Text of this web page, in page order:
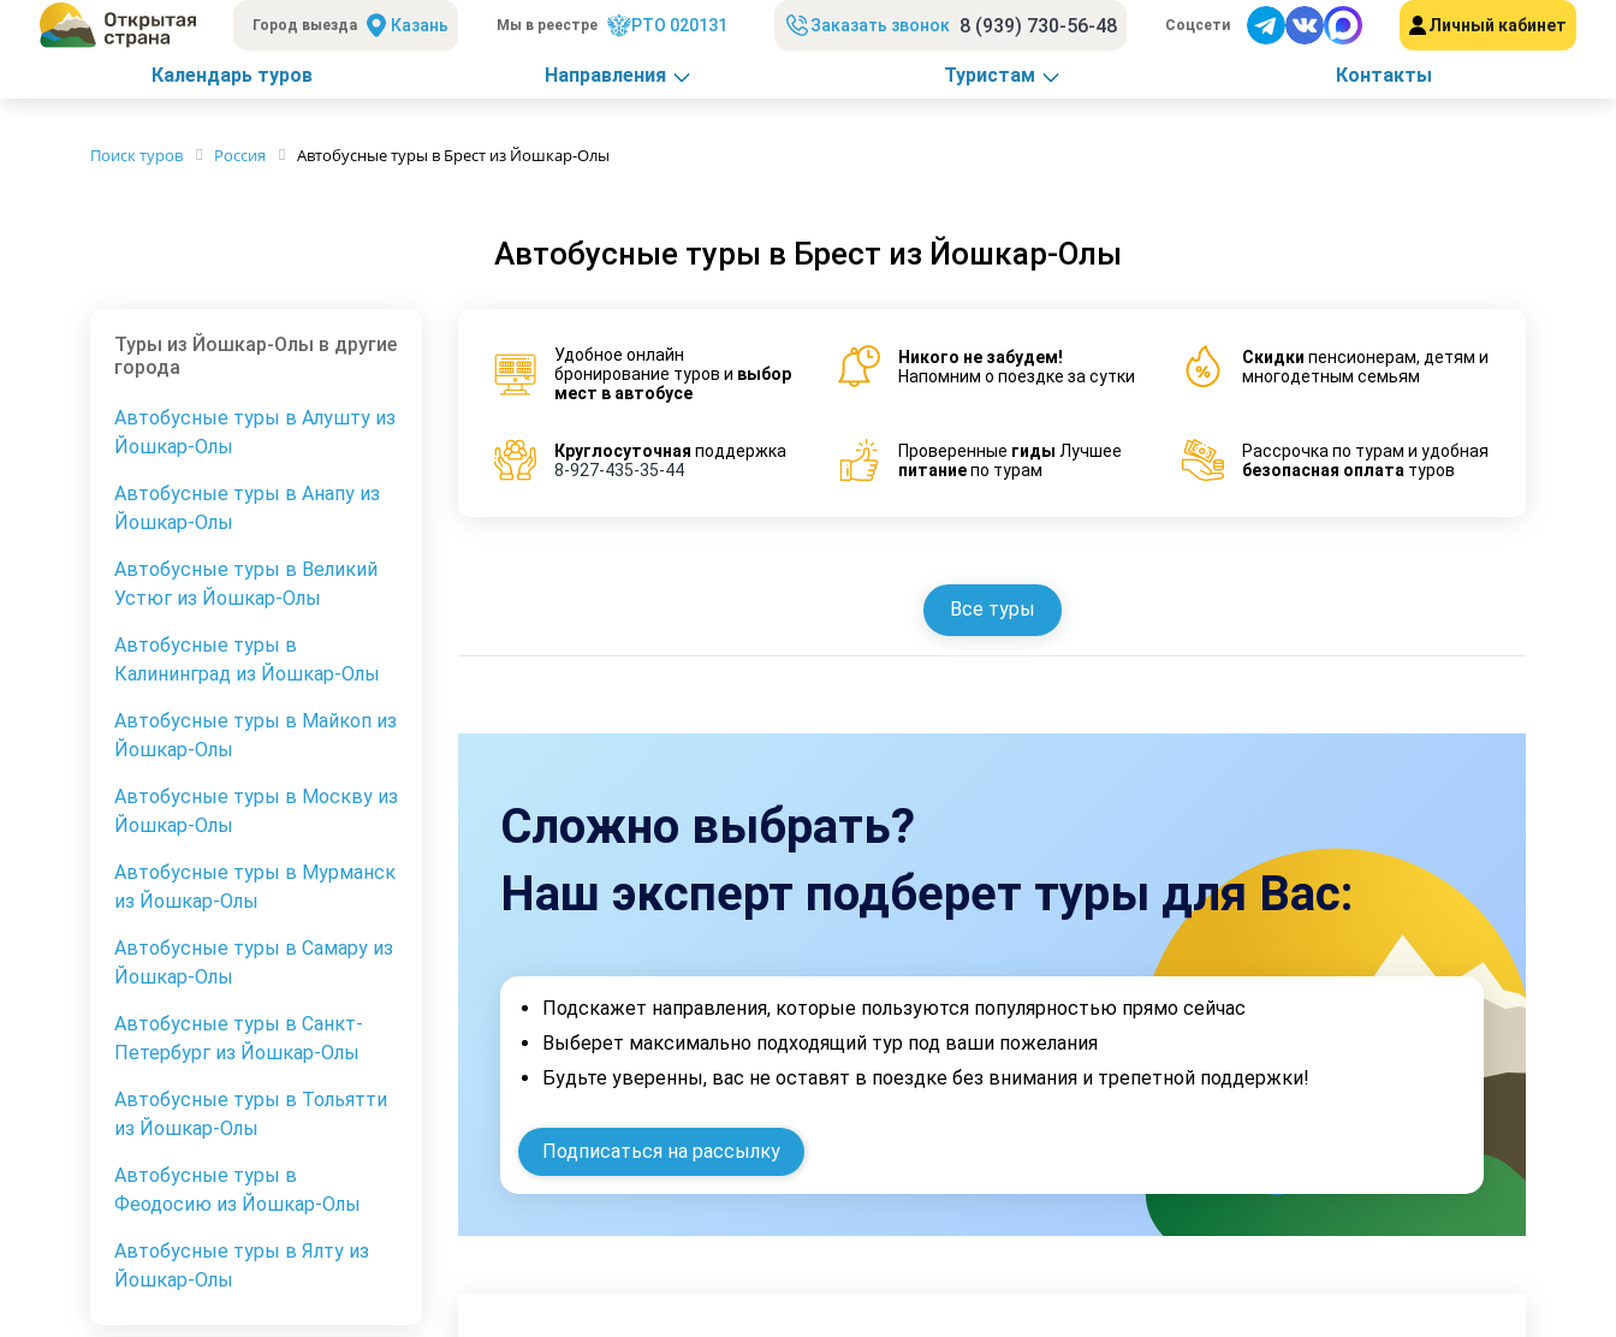
Город выезда Казань Мы в реестре РТО 020131 Заказать звонок 8 (939) 730-56-48 Соцсети Личный кабинет
Календарь туров Направления Туристам Контакты
Поиск туров Россия Автобусные туры в Брест из Йошкар-Олы
Автобусные туры в Брест из Йошкар-Олы
Туры из Йошкар-Олы в другие
города
Автобусные туры в Алушту из
Йошкар-Олы
Автобусные туры в Анапу из
Йошкар-Олы
Автобусные туры в Великий
Устюг из Йошкар-Олы
Автобусные туры в
Калининград из Йошкар-Олы
Автобусные туры в Майкоп из
Йошкар-Олы
Автобусные туры в Москву из
Йошкар-Олы
Автобусные туры в Мурманск
из Йошкар-Олы
Автобусные туры в Самару из
Йошкар-Олы
Автобусные туры в Санкт-
Петербург из Йошкар-Олы
Автобусные туры в Тольятти
из Йошкар-Олы
Автобусные туры в
Феодосию из Йошкар-Олы
Автобусные туры в Ялту из
Йошкар-Олы
Удобное онлайн
бронирование туров и выбор
мест в автобусе
Никого не забудем!
Напомним о поездке за сутки
Cкидки пенсионерам, детям и
многодетным семьям
Круглосуточная поддержка
8-927-435-35-44
Проверенные гиды Лучшее
питаниепо турам
Рассрочка по турам и удобная
безопасная оплата туров
Все туры
Сложно выбрать?
Наш эксперт подберет туры для Вас:
Подскажет направления, которые пользуются популярностью прямо сейчас
Выберет максимально подходящий тур под ваши пожелания
Будьте уверенны, вас не оставят в поездке без внимания и трепетной поддержки!
Подписаться на рассылку